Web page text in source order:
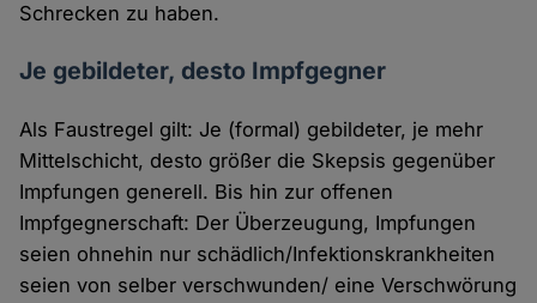
Schrecken zu haben.
Je gebildeter, desto Impfgegner
Als Faustregel gilt: Je (formal) gebildeter, je mehr
Mittelschicht, desto größer die Skepsis gegenüber
Impfungen generell. Bis hin zur offenen
Impfgegnerschaft: Der Überzeugung, Impfungen
seien ohnehin nur schädlich/Infektionskrankheiten
seien von selber verschwunden/ eine Verschwörung